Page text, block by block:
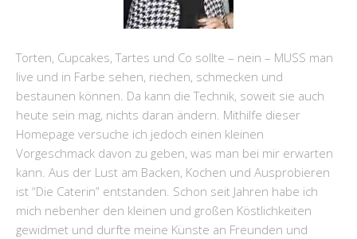
Torten, Cupcakes, Tartes und Co sollte – nein – MUSS man
live und in Farbe sehen, riechen, schmecken und
bestaunen können. Da kann die Technik, soweit sie auch
heute sein mag, nichts daran ändern. Mithilfe dieser
Homepage versuche ich jedoch einen kleinen
Vorgeschmack davon zu geben, was man bei mir erwarten
kann. Aus der Lust am Backen, Kochen und Ausprobieren
ist “Die Caterin” entstanden. Schon seit Jahren habe ich
mich nebenher den kleinen und großen Köstlichkeiten
gewidmet und durfte meine Künste an Freunden und